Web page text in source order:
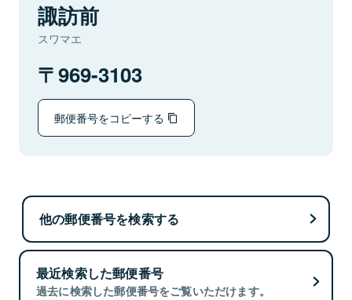
諏訪前
スワマエ
969-3103
郵便番号をコピーする
他の郵便番号を検索する
最近検索した郵便番号
過去に検索した郵便番号をご覧いただけます。